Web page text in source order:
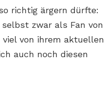
richtig ärgern dürfte:
zwar als Fan von
von ihrem aktuellen
auch noch diesen